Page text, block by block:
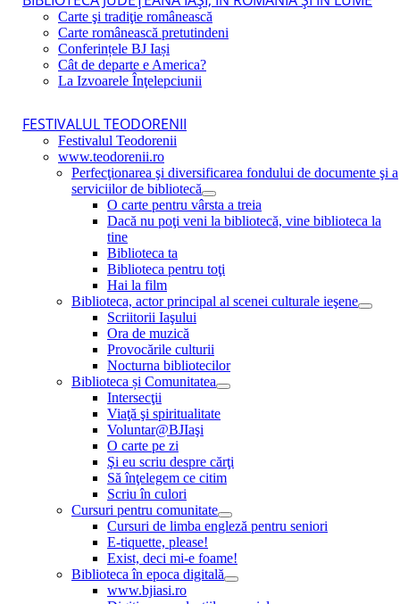
Carte şi tradiţie românească
Carte românească pretutindeni
Conferințele BJ Iași
Cât de departe e America?
La Izvoarele Înţelepciunii
FESTIVALUL TEODORENII
Festivalul Teodorenii
www.teodorenii.ro
Perfecţionarea şi diversificarea fondului de documente şi a
serviciilor de bibliotecă
O carte pentru vârsta a treia
Dacă nu poţi veni la bibliotecă, vine biblioteca la
tine
Biblioteca ta
Biblioteca pentru toţi
Hai la film
Biblioteca, actor principal al scenei culturale ieşene
Scriitorii Iaşului
Ora de muzică
Provocările culturii
Nocturna bibliotecilor
Biblioteca și Comunitatea
Intersecţii
Viaţă şi spiritualitate
Voluntar@BJIaşi
O carte pe zi
Şi eu scriu despre cărţi
Să înţelegem ce citim
Scriu în culori
Cursuri pentru comunitate
Cursuri de limba engleză pentru seniori
E-tiquette, please!
Exist, deci mi-e foame!
Biblioteca în epoca digitală
www.bjiasi.ro